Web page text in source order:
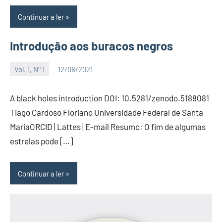
Continuar a ler
Introdução aos buracos negros
Vol. 1, Nº 1 12/08/2021
A black holes introduction DOI: 10.5281/zenodo.5188081
Tiago Cardoso Floriano Universidade Federal de Santa
MariaORCID | Lattes | E-mail Resumo: O fim de algumas
estrelas pode […]
Continuar a ler